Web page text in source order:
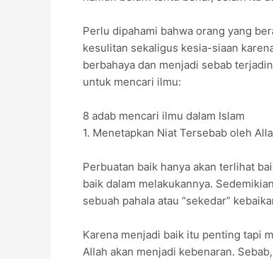
Perlu dipahami bahwa orang yang
kesulitan sekaligus kesia-siaan
berbahaya dan menjadi sebab
untuk mencari ilmu:
8 adab mencari ilmu dalam Islam
1. Menetapkan Niat Tersebab oleh
Perbuatan baik hanya akan terlihat
baik dalam melakukannya.
sebuah pahala atau “sekedar”
Karena menjadi baik itu penting tapi
Allah akan menjadi kebenaran.